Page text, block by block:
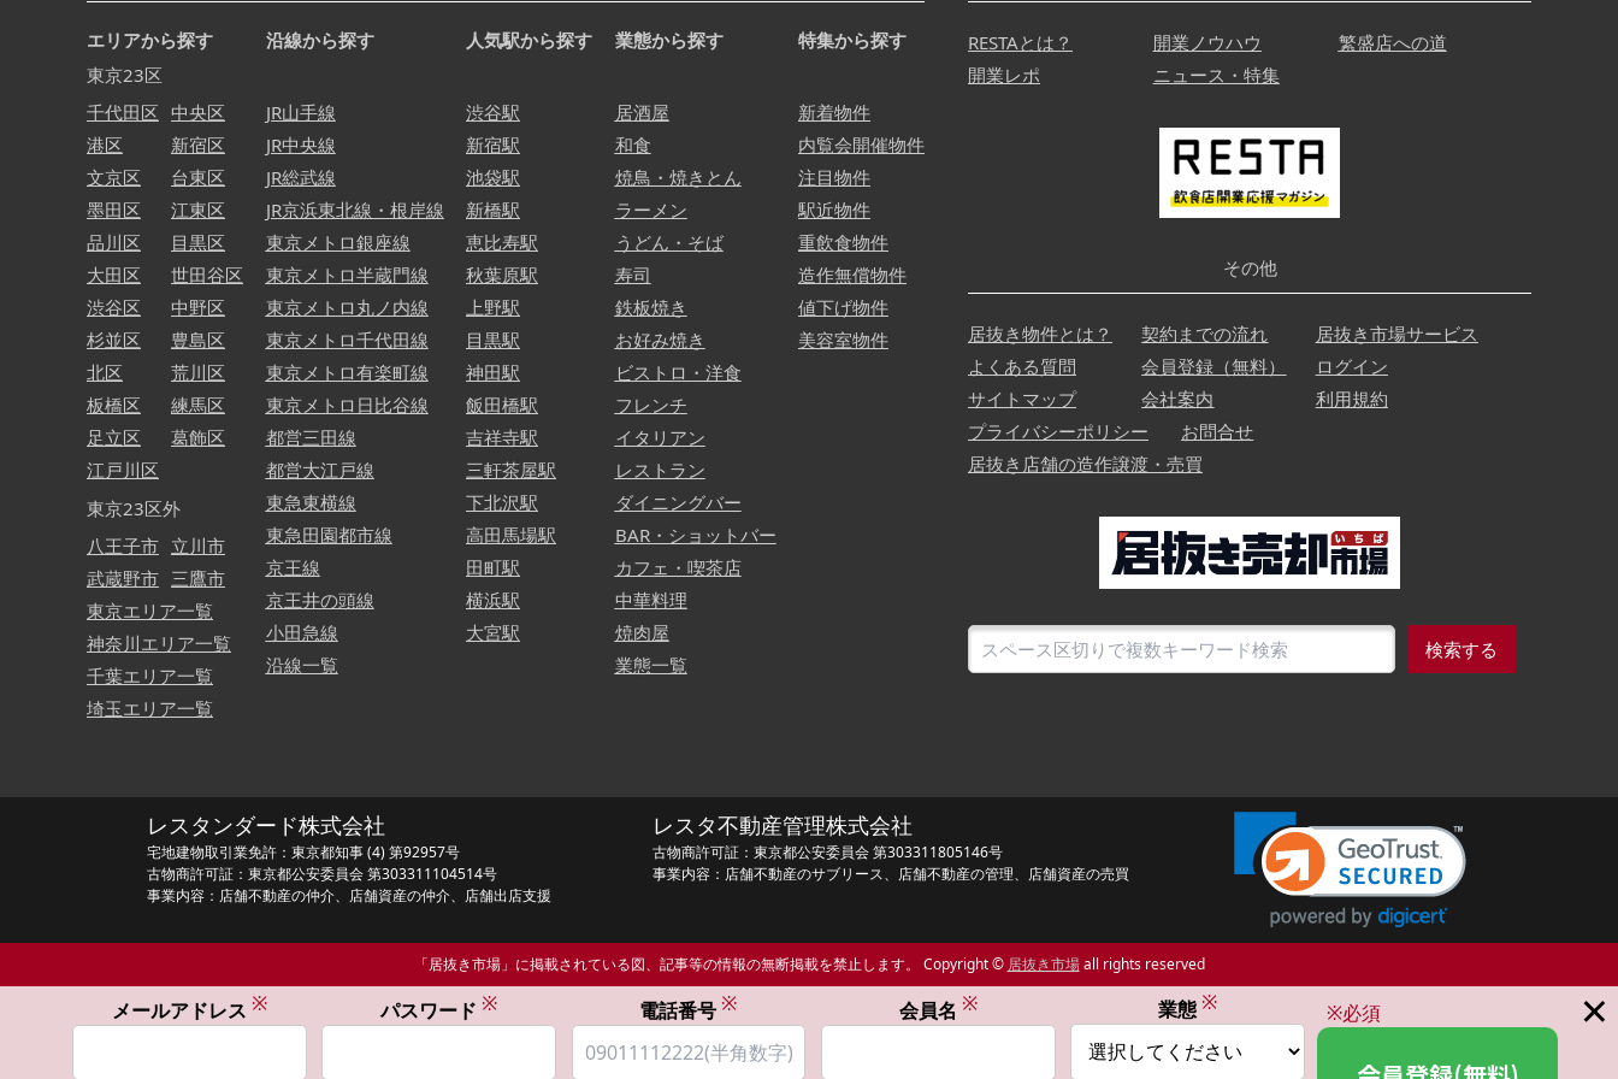
エリアから探す
東京23区
千代田区
港区
文京区
墨田区
品川区
大田区
渋谷区
杉並区
北区
板橋区
足立区
江戸川区
中央区
新宿区
台東区
江東区
目黒区
世田谷区
中野区
豊島区
荒川区
練馬区
葛飾区
東京23区外
八王子市
武蔵野市
立川市
三鷹市
東京エリア一覧
神奈川エリア一覧
千葉エリア一覧
埼玉エリア一覧
沿線から探す
JR山手線
JR中央線
JR総武線
JR京浜東北線・根岸線
東京メトロ銀座線
東京メトロ半蔵門線
東京メトロ丸ノ内線
東京メトロ千代田線
東京メトロ有楽町線
東京メトロ日比谷線
都営三田線
都営大江戸線
東急東横線
東急田園都市線
京王線
京王井の頭線
小田急線
沿線一覧
人気駅から探す
渋谷駅
新宿駅
池袋駅
新橋駅
恵比寿駅
秋葉原駅
上野駅
目黒駅
神田駅
飯田橋駅
吉祥寺駅
三軒茶屋駅
下北沢駅
高田馬場駅
田町駅
横浜駅
大宮駅
業態から探す
居酒屋
和食
焼鳥・焼きとん
ラーメン
うどん・そば
寿司
鉄板焼き
お好み焼き
ビストロ・洋食
フレンチ
イタリアン
レストラン
ダイニングバー
BAR・ショットバー
カフェ・喫茶店
中華料理
焼肉屋
業態一覧
特集から探す
新着物件
内覧会開催物件
注目物件
駅近物件
重飲食物件
造作無償物件
値下げ物件
美容室物件
RESTAとは？ 開業ノウハウ
繁盛店への道
開業レポ
ニュース・特集
その他
居抜き物件とは？ 契約までの流れ
居抜き市場サービス
よくある質問
会員登録（無料）
ログイン
サイトマップ
会社案内
利用規約
プライバシーポリシー
お問合せ
居抜き店舗の造作譲渡・売買
検索する
レスタンダード株式会社
宅地建物取引業免許：東京都知事 (4) 第92957号
古物商許可証：東京都公安委員会 第303311104514号
事業内容：店舗不動産の仲介、店舗資産の仲介、店舗出店支援
レスタ不動産管理株式会社
古物商許可証：東京都公安委員会 第303311805146号
事業内容：店舗不動産のサブリース、店舗不動産の管理、店舗資産の売買
「居抜き市場」に掲載されている図、記事等の情報の無断掲載を禁止します。 Copyright © 居抜き市場all rights reserved
×
メールアドレス ※ パスワード ※ 電話番号 ※ 会員名 ※ 業態 ※ ※必須